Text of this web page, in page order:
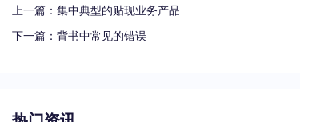
上一篇： 集中典型的贴现业务产品
下一篇： 背书中常见的错误